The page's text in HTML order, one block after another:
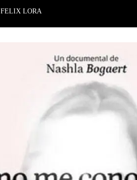
FELIX LORA